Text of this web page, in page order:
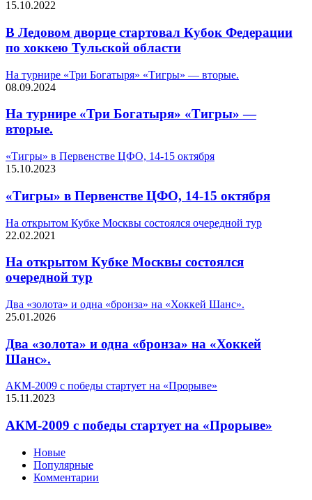
15.10.2022
В Ледовом дворце стартовал Кубок Федерации
по хоккею Тульской области
На турнире «Три Богатыря» «Тигры» — вторые.
08.09.2024
На турнире «Три Богатыря» «Тигры» —
вторые.
«Тигры» в Первенстве ЦФО, 14-15 октября
15.10.2023
«Тигры» в Первенстве ЦФО, 14-15 октября
На открытом Кубке Москвы состоялся очередной тур
22.02.2021
На открытом Кубке Москвы состоялся
очередной тур
Два «золота» и одна «бронза» на «Хоккей Шанс».
25.01.2026
Два «золота» и одна «бронза» на «Хоккей
Шанс».
АКМ-2009 с победы стартует на «Прорыве»
15.11.2023
АКМ-2009 с победы стартует на «Прорыве»
Новые
Популярные
Комментарии